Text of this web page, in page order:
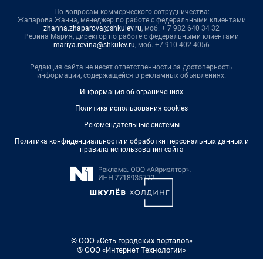
По вопросам коммерческого сотрудничества:
Жапарова Жанна, менеджер по работе с федеральными клиентами
zhanna.zhaparova@shkulev.ru, моб. + 7 982 640 34 32
Ревина Мария, директор по работе с федеральными клиентами
mariya.revina@shkulev.ru, моб. +7 910 402 4056
Редакция сайта не несет ответственности за достоверность
информации, содержащейся в рекламных объявлениях.
Информация об ограничениях
Политика использования cookies
Рекомендательные системы
Политика конфиденциальности и обработки персональных данных и
правила использования сайта
© ООО «Сеть городских порталов»
© ООО «Интернет Технологии»